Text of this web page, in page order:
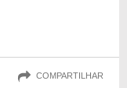
COMPARTILHAR